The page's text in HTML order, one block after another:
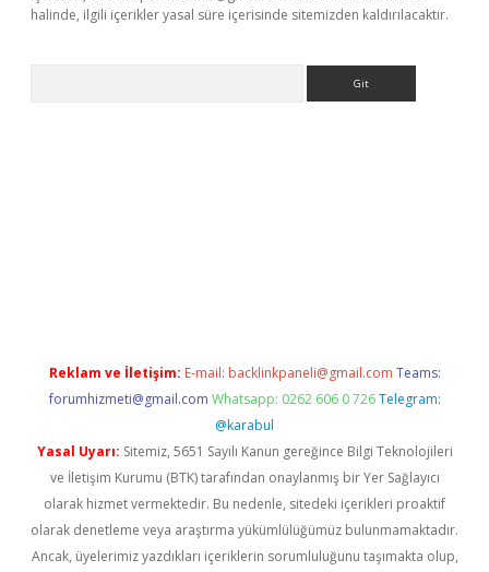
halinde, ilgili içerikler yasal süre içerisinde sitemizden kaldırılacaktır.
Reklam ve İletişim: E-mail: backlinkpaneli@gmail.com Teams:
forumhizmeti@gmail.com Whatsapp: 0262 606 0 726 Telegram:
@karabul
Yasal Uyarı: Sitemiz, 5651 Sayılı Kanun gereğince Bilgi Teknolojileri
ve İletişim Kurumu (BTK) tarafından onaylanmış bir Yer Sağlayıcı
olarak hizmet vermektedir. Bu nedenle, sitedeki içerikleri proaktif
olarak denetleme veya araştırma yükümlülüğümüz bulunmamaktadır.
Ancak, üyelerimiz yazdıkları içeriklerin sorumluluğunu taşımakta olup,